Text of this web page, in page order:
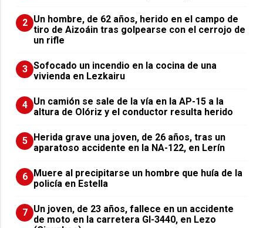
2 Un hombre, de 62 años, herido en el campo de
tiro de Aizoáin tras golpearse con el cerrojo de
un rifle
3 Sofocado un incendio en la cocina de una
vivienda en Lezkairu
4 Un camión se sale de la vía en la AP-15 a la
altura de Olóriz y el conductor resulta herido
5 Herida grave una joven, de 26 años, tras un
aparatoso accidente en la NA-122, en Lerín
6 Muere al precipitarse un hombre que huía de la
policía en Estella
7 Un joven, de 23 años, fallece en un accidente
de moto en la carretera GI-3440, en Lezo